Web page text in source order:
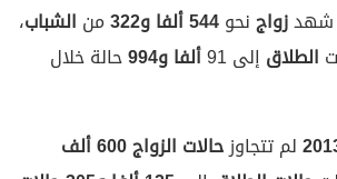
شهدزواجنحو544ألفا و322 من الشباب،
الطلاق إلى 91 ألفاو994
حالة خلال
لم تتجاوزحالات الزواج600ألف